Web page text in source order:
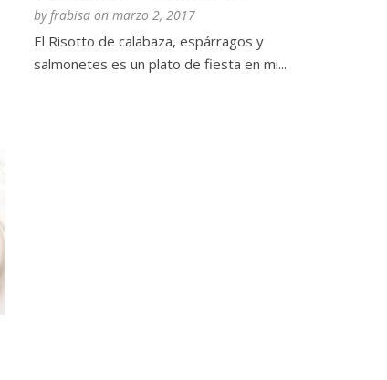
by frabisa on marzo 2, 2017
El Risotto de calabaza, espárragos y
salmonetes es un plato de fiesta en mi...